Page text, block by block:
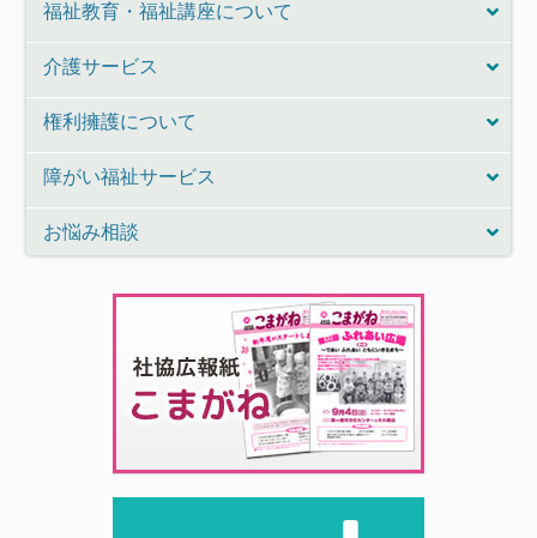
福祉教育・福祉講座について
介護サービス
権利擁護について
障がい福祉サービス
お悩み相談